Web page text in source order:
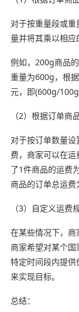
对于按重量段或
量并将其乘以相应
例如，200g商品
重量为600g，根
元，即(600g/
（2）根据订单商
对于按订单数量
费，商家可以在
了1件商品的运费
商品的订单总运费
（3）自定义运费
在某些情况下，商
商家希望对某个
特定时间段内提
来实现目标。
总结：